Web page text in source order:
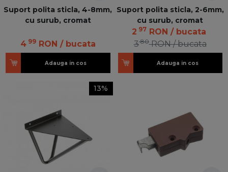
Suport polita sticla, 4-8mm,
cu surub, cromat
4 99 RON / bucata
Adauga in cos
Suport polita sticla, 2-6mm,
cu surub, cromat
2 97 RON / bucata
380 RON / bucata
Adauga in cos
13%